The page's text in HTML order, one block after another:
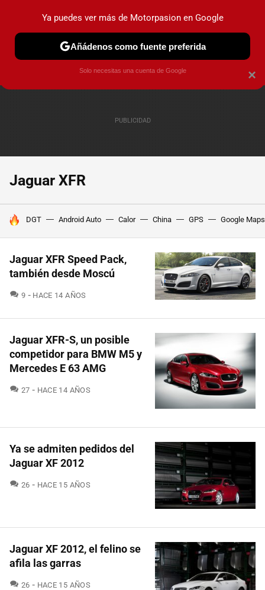
PRUEBAS COCHES ELÉCTRICOS OBSERVATORIO
Jaguar XFR
HOY SE HABLA DE
DGT Android Auto Calor China GPS Google Maps
Jaguar XFR Speed Pack,
también desde Moscú
9 COMENTARIOS
HACE 14 AÑOS
Jaguar XFR-S, un posible
competidor para BMW M5 y
Mercedes E 63 AMG
27 COMENTARIOS
HACE 14 AÑOS
Ya se admiten pedidos del
Jaguar XF 2012
26 COMENTARIOS
HACE 15 AÑOS
Jaguar XF 2012, el felino se
afila las garras
26 COMENTARIOS
HACE 15 AÑOS
×
Ya puedes ver más de Motorpasion en Google
Añádenos como fuente preferida
Solo necesitas una cuenta de Google